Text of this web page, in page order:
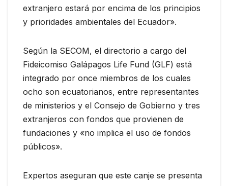
extranjero estará por encima de los principios
y prioridades ambientales del Ecuador».
Según la SECOM, el directorio a cargo del
Fideicomiso Galápagos Life Fund (GLF) está
integrado por once miembros de los cuales
ocho son ecuatorianos, entre representantes
de ministerios y el Consejo de Gobierno y tres
extranjeros con fondos que provienen de
fundaciones y «no implica el uso de fondos
públicos».
Expertos aseguran que este canje se presenta